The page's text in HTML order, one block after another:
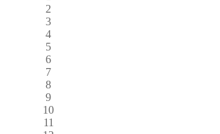
2
3
4
5
6
7
8
9
10
11